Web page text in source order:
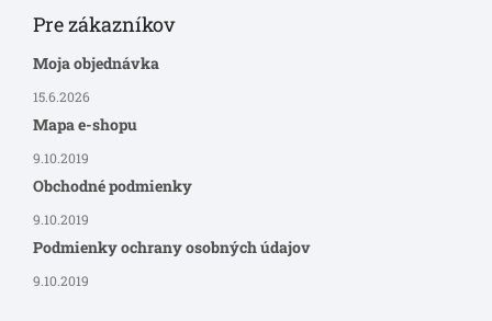
Pre zákazníkov
Moja objednávka
15.6.2026
Mapa e-shopu
9.10.2019
Obchodné podmienky
9.10.2019
Podmienky ochrany osobných údajov
9.10.2019